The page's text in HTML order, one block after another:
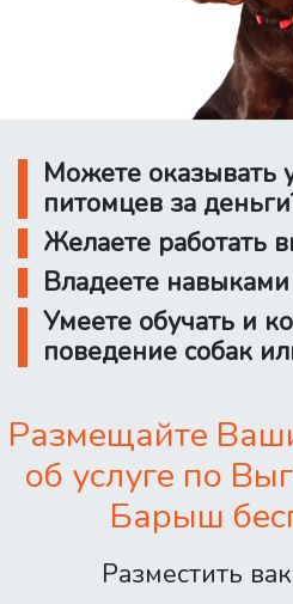
Можете оказывать
питомцев за
Желаете работать
Владеете
Умеете обучать и
поведение собак
Размещайте
об услуге по
Барыш
Разместить